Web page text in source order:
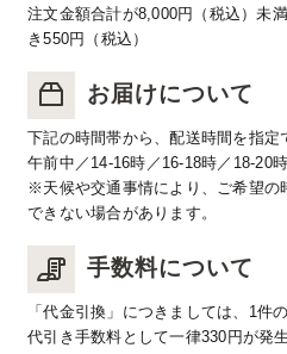
注文金額合計が8,000円（税込）未
き550円（税込）
お届けについて
下記の時間帯から、配送時間を指定
午前中／14-16時／16-18時／18-20
※天候や交通事情により、ご希望の
できない場合があります。
手数料について
「代金引換」につきましては、1件
代引き手数料として一律330円が発